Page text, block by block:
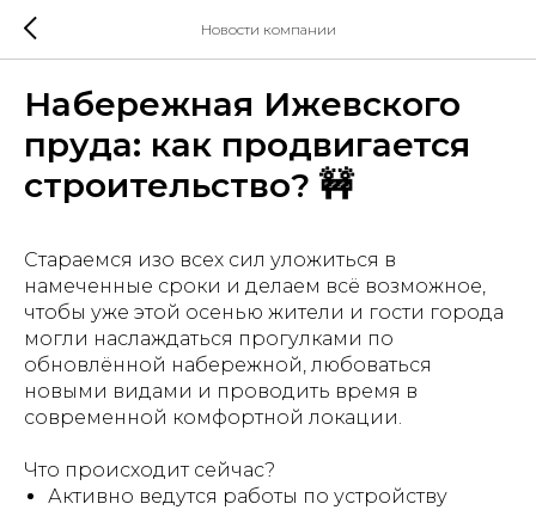
Новости компании
Набережная Ижевского
пруда: как продвигается
строительство? 🚧
Стараемся изо всех сил уложиться в
намеченные сроки и делаем всё возможное,
чтобы уже этой осенью жители и гости города
могли наслаждаться прогулками по
обновлённой набережной, любоваться
новыми видами и проводить время в
современной комфортной локации.
Что происходит сейчас?
Активно ведутся работы по устройству